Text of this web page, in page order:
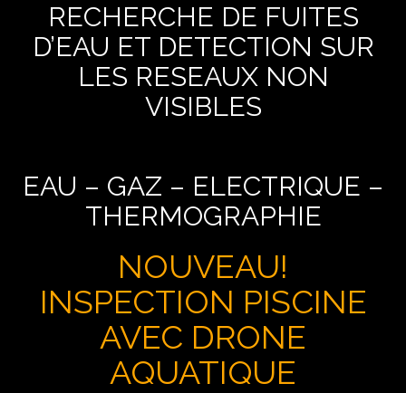
RECHERCHE DE FUITES
D’EAU ET DETECTION SUR
LES RESEAUX NON
VISIBLES
EAU – GAZ – ELECTRIQUE –
THERMOGRAPHIE
NOUVEAU!
INSPECTION PISCINE
AVEC DRONE
AQUATIQUE